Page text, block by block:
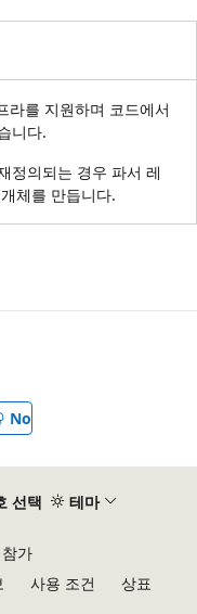
라를 지원하며 코드에서
니다.
정의되는 경우 파서 레
체를 만듭니다.
No
선택 테마
참가
사용 조건
상표